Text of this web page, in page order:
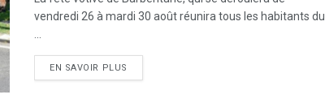
vendredi 26 à mardi 30 août réunira tous les habitants du
EN SAVOIR PLUS